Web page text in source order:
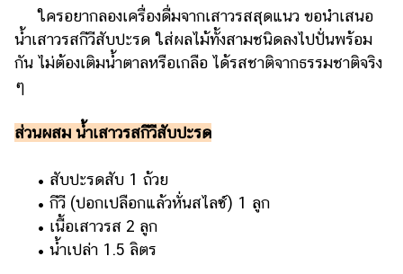
ใครอยากลองเครื่องดื่มจากเสาวรสสุดแนว ขอนำเสนอ
น้ำเสาวรสกีวีสับปะรด ใส่ผลไม้ทั้งสามชนิดลงไปปั่นพร้อม
กัน ไม่ต้องเติมน้ำตาลหรือเกลือ ได้รสชาติจากธรรมชาติจริง
ๆ
ส่วนผสม น้ำเสาวรสกีวีสับปะรด
• สับปะรดสับ 1 ถ้วย
• กีวี (ปอกเปลือกแล้วหั่นสไลซ์) 1 ลูก
• เนื้อเสาวรส 2 ลูก
• น้ำเปล่า 1.5 ลิตร